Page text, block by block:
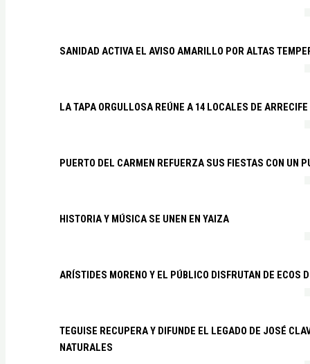
SANIDAD ACTIVA EL AVISO AMARILLO POR ALTAS
LA TAPA ORGULLOSA REÚNE A 14 LOCALES DE ARRECIFE
PUERTO DEL CARMEN REFUERZA SUS FIESTAS CON UN
HISTORIA Y MÚSICA SE UNEN EN YAIZA
ARÍSTIDES MORENO Y EL PÚBLICO DISFRUTAN DE ECOS
TEGUISE RECUPERA Y DIFUNDE EL LEGADO DE JOSÉ
NATURALES